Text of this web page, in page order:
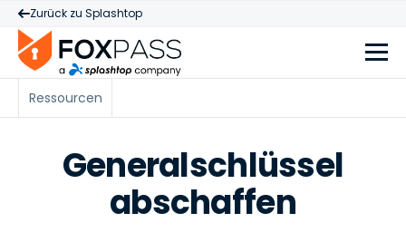
Zurück zu Splashtop
Ressourcen
Generalschlüssel
abschaffen